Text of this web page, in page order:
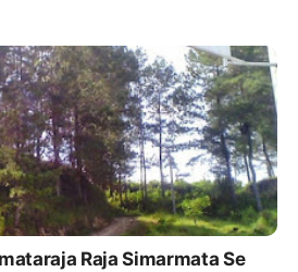
Raja Simarmata Se